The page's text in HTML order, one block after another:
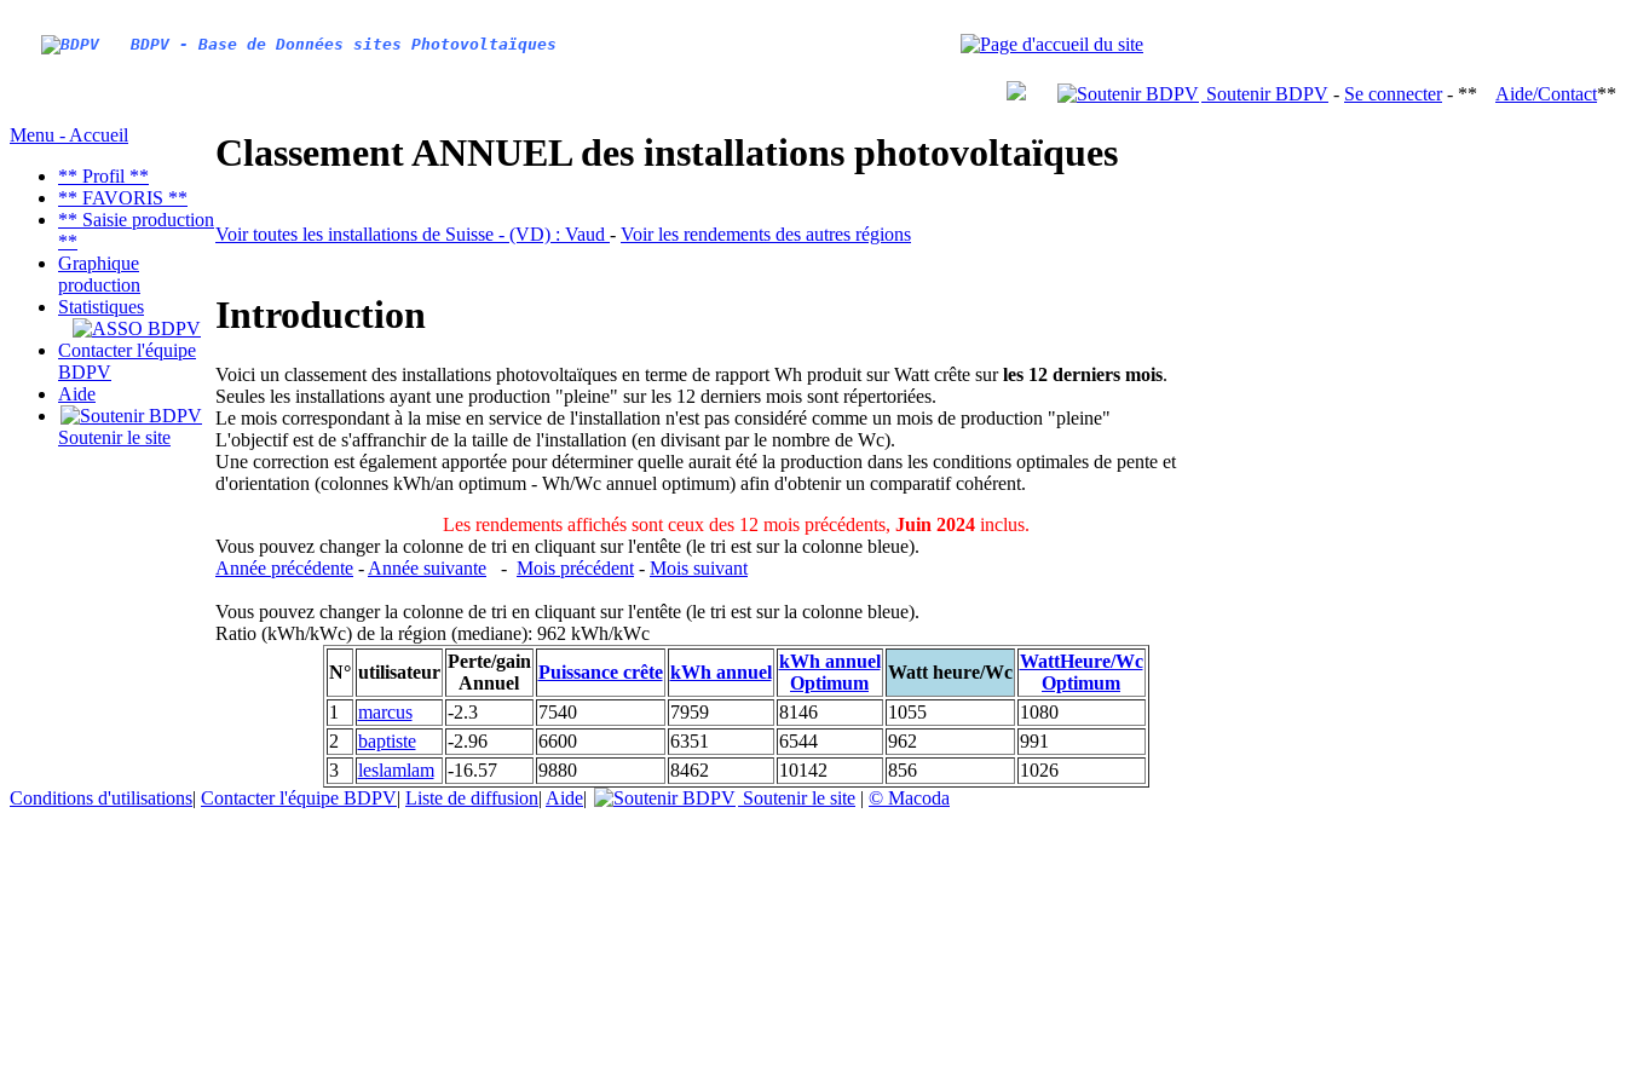
BDPV - Base de Données sites Photovoltaïques
Soutenir BDPV - Se connecter- ** Aide/Contact**
Menu - Accueil
** Profil **
** FAVORIS **
** Saisie production
**
Graphique
production
Statistiques
Contacter l'équipe
BDPV
Aide
Soutenir le site
Classement ANNUEL des installations photovoltaïques
Voir toutes les installations de Suisse - (VD) : Vaud - Voir les rendements des autres régions
Introduction
Voici un classement des installations photovoltaïques en terme de rapport Wh produit sur Watt crête surles 12 derniers mois.
Seules les installations ayant une production "pleine" sur les 12 derniers mois sont répertoriées.
Le mois correspondant à la mise en service de l'installation n'est pas considéré comme un mois de production "pleine"
L'objectif est de s'affranchir de la taille de l'installation (en divisant par le nombre de Wc).
Une correction est également apportée pour déterminer quelle aurait été la production dans les conditions optimales de pente et
d'orientation (colonnes kWh/an optimum - Wh/Wc annuel optimum) afin d'obtenir un comparatif cohérent.
Les rendements affichés sont ceux des 12 mois précédents, Juin 2024inclus.
Vous pouvez changer la colonne de tri en cliquant sur l'entête (le tri est sur la colonne bleue).
Année précédente - Année suivante - Mois précédent - Mois suivant
Vous pouvez changer la colonne de tri en cliquant sur l'entête (le tri est sur la colonne bleue).
Ratio (kWh/kWc) de la région (mediane): 962 kWh/kWc
N° utilisateur
Perte/gain
Annuel
Puissance crête kWh annuel
kWh annuel
Optimum
Watt heure/Wc
WattHeure/Wc
Optimum
1
marcus -2.3 7540 7959 8146 1055
1080
2
baptiste -2.96 6600 6351 6544 962
991
3
leslamlam -16.57 9880 8462 10142 856
1026
Conditions d'utilisations| Contacter l'équipe BDPV| Liste de diffusion| Aide| Soutenir le site | © Macoda